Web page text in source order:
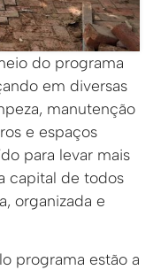
do programa
em diversas
manutenção
e espaços
para levar mais
capital de todos
organizada e
programa estão a